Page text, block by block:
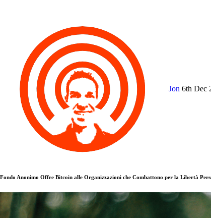
Jon 6th Dec
Fondo Anonimo Offre Bitcoin alle Organizzazioni che Combattono per la Libertà